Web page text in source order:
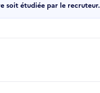
soit étudiée par le recruteur.